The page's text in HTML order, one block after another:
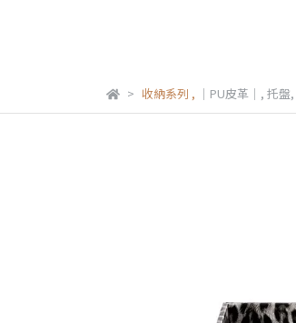
收納系列 , ｜PU皮革｜ , 托盤,